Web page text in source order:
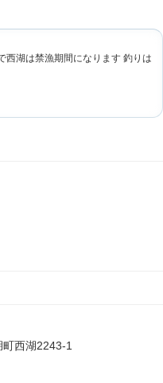
西湖は禁漁期間になります 釣りは
西湖2243-1